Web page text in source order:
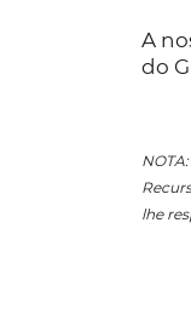
A
do
lhe